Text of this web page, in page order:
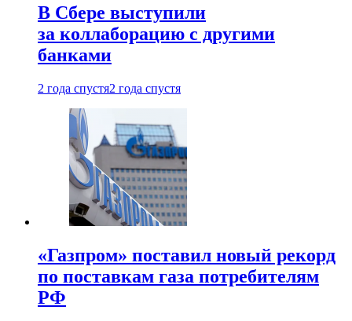
В Сбере выступили
за коллаборацию с другими
банками
2 года спустя2 года спустя
«Газпром» поставил новый рекорд
по поставкам газа потребителям
РФ